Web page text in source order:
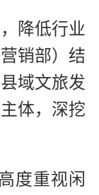
降低行业
销部）结
域文旅发
体，深挖
度重视闲